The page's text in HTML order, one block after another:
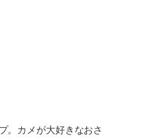
。カメが大好きなおさ